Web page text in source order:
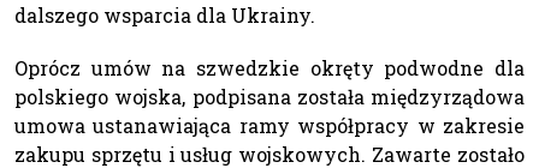
dalszego wsparcia dla Ukrainy.
Oprócz umów na szwedzkie okręty podwodne dla
polskiego wojska, podpisana została międzyrządowa
umowa ustanawiająca ramy współpracy w zakresie
zakupu sprzętu i usług wojskowych. Zawarte zostało